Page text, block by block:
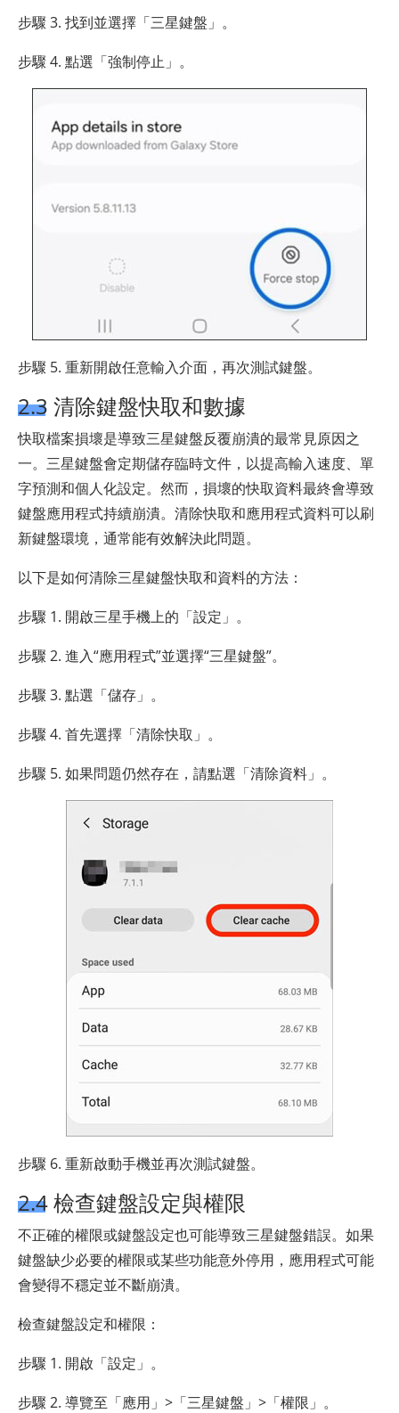
步驟 3. 找到並選擇「三星鍵盤」。
步驟 4. 點選「強制停止」。
步驟 5. 重新開啟任意輸入介面，再次測試鍵盤。
2.3 清除鍵盤快取和數據
快取檔案損壞是導致三星鍵盤反覆崩潰的最常見原因之
一。三星鍵盤會定期儲存臨時文件，以提高輸入速度、單
字預測和個人化設定。然而，損壞的快取資料最終會導致
鍵盤應用程式持續崩潰。清除快取和應用程式資料可以刷
新鍵盤環境，通常能有效解決此問題。
以下是如何清除三星鍵盤快取和資料的方法：
步驟 1. 開啟三星手機上的「設定」。
步驟 2. 進入“應用程式”並選擇“三星鍵盤”。
步驟 3. 點選「儲存」。
步驟 4. 首先選擇「清除快取」。
步驟 5. 如果問題仍然存在，請點選「清除資料」。
步驟 6. 重新啟動手機並再次測試鍵盤。
2.4 檢查鍵盤設定與權限
不正確的權限或鍵盤設定也可能導致三星鍵盤錯誤。如果
鍵盤缺少必要的權限或某些功能意外停用，應用程式可能
會變得不穩定並不斷崩潰。
檢查鍵盤設定和權限：
步驟 1. 開啟「設定」。
步驟 2. 導覽至「應用」>「三星鍵盤」>「權限」。